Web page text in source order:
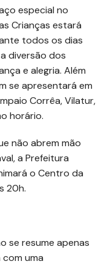
especial no
Crianças estará
todos os dias
diversão dos
e alegria. Além
se apresentará em
Corrêa, Vilatur,
horário.
não abrem mão
a Prefeitura
o Centro da
20h.
se resume apenas
uma